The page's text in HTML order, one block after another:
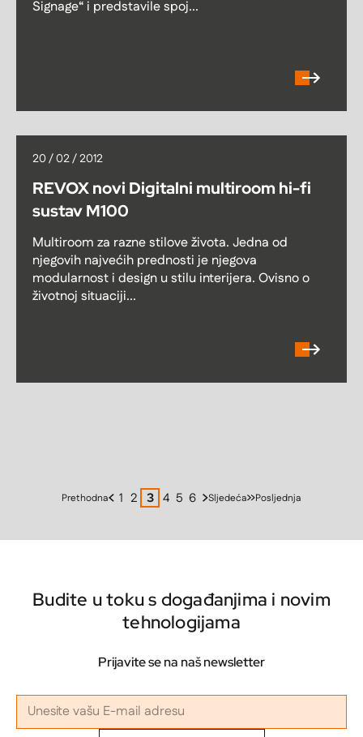
Signage“ i predstavile spoj...
20 / 02 / 2012
REVOX novi Digitalni multiroom hi-fi
sustav M100
Multiroom za razne stilove života. Jedna od
njegovih najvećih prednosti je njegova
modularnost i design u stilu interijera. Ovisno o
životnoj situaciji...
Prethodna 1 2 3 4 5 6 Sljedeća Posljednja
Budite u toku s događanjima i novim
tehnologijama
Prijavite se na naš newsletter